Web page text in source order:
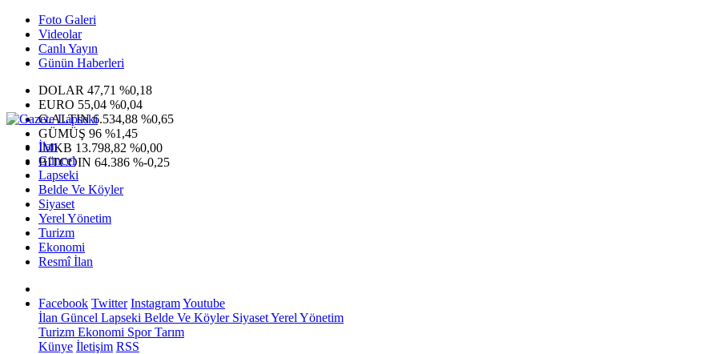
Foto Galeri
Videolar
Canlı Yayın
Günün Haberleri
DOLAR 47,71 %0,18
EURO 55,04 %0,04
G.ALTIN6.534,88 %0,65
GÜMÜŞ 96 %1,45
IMKB 13.798,82 %0,00
BITCOIN 64.386 %-0,25
İlan
Güncel
Lapseki
Belde Ve Köyler
Siyaset
Yerel Yönetim
Turizm
Ekonomi
Resmî İlan
Facebook Twitter InstagramYoutube
İlan Güncel Lapseki Belde Ve KöylerSiyasetYerel Yönetim
Turizm Ekonomi SporTarım
Künye İletişim RSS